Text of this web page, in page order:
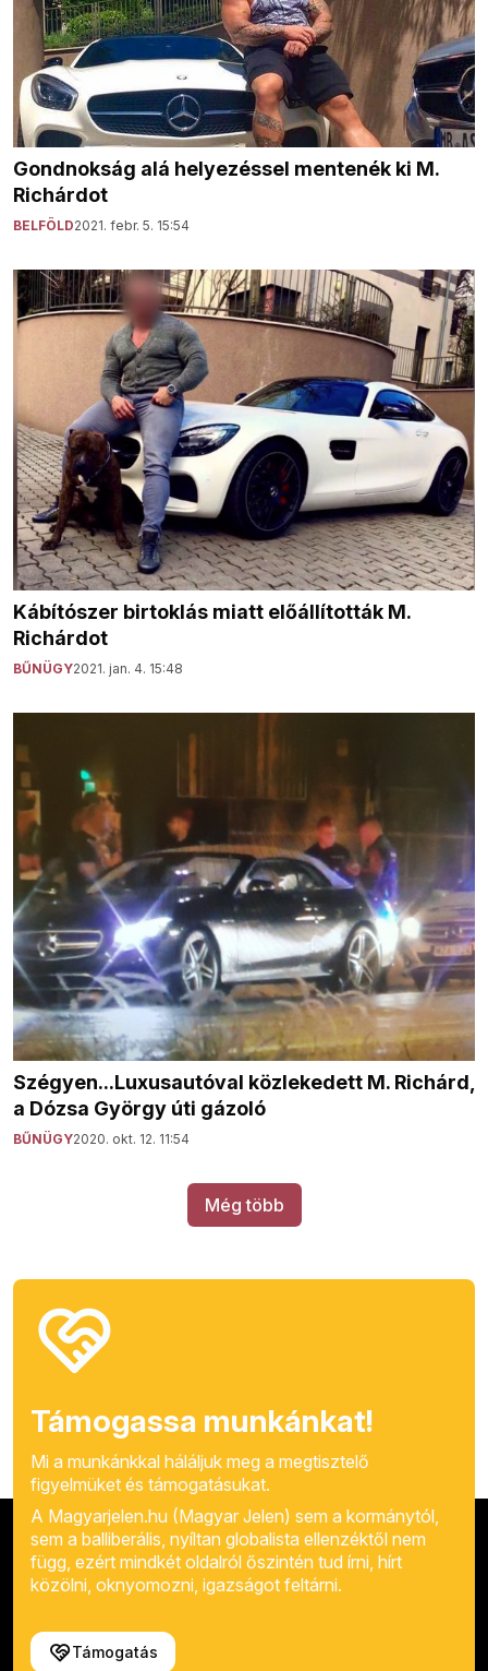
Gondnokság alá helyezéssel mentenék ki M.
Richárdot
BELFÖLD2021. febr. 5. 15:54
Kábítószer birtoklás miatt előállították M.
Richárdot
BŰNÜGY2021. jan. 4. 15:48
Szégyen...Luxusautóval közlekedett M. Richárd,
a Dózsa György úti gázoló
BŰNÜGY2020. okt. 12. 11:54
Még több
Támogassa munkánkat!
Mi a munkánkkal háláljuk meg a megtisztelő
figyelmüket és támogatásukat.
A Magyarjelen.hu (Magyar Jelen) sem a kormánytól,
sem a balliberális, nyíltan globalista ellenzéktől nem
függ, ezért mindkét oldalról őszintén tud írni, hírt
közölni, oknyomozni, igazságot feltárni.
Támogatás